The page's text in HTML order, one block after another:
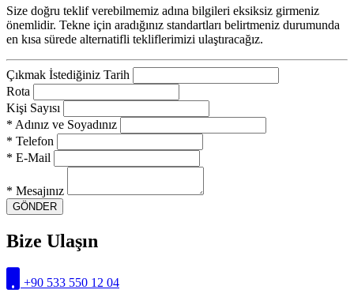
Size doğru teklif verebilmemiz adına bilgileri eksiksiz girmeniz
önemlidir. Tekne için aradığınız standartları belirtmeniz durumunda
en kısa sürede alternatifli tekliflerimizi ulaştıracağız.
Çıkmak İstediğiniz Tarih
Rota
Kişi Sayısı
* Adınız ve Soyadınız
* Telefon
* E-Mail
* Mesajınız
GÖNDER
Bize Ulaşın
+90 533 550 12 04